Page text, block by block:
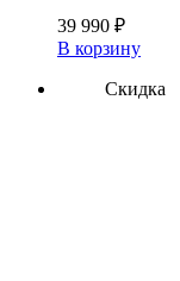
39 990 ₽
В корзину
Скидка